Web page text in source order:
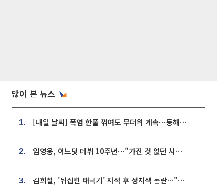
많이 본 뉴스
1. [내일 날씨] 폭염 한풀 꺾여도 무더위 계속⋯동해안 이틀 연속 비
2. 임영웅, 어느덧 데뷔 10주년⋯"가진 것 없던 시절, 내 앞엔 20명의 팬뿐"
3. 김희철, '뒤집힌 태극기' 지적 후 정치색 논란…"좌우 떠나 우리나라 국기"